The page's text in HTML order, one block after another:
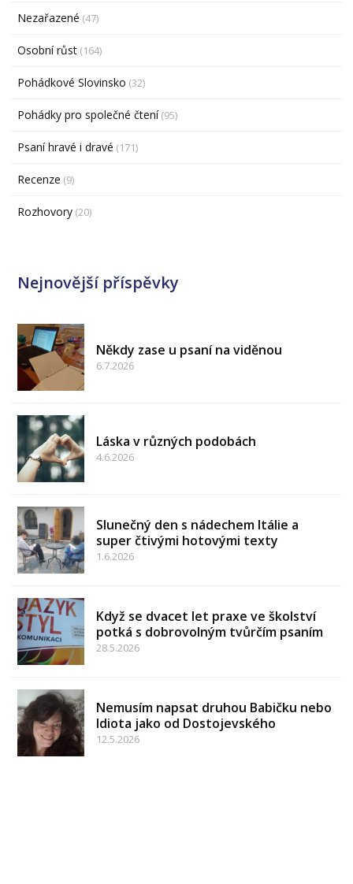
Nezařazené (47)
Osobní růst (164)
Pohádkové Slovinsko (32)
Pohádky pro společné čtení(95)
Psaní hravé i dravé (171)
Recenze (9)
Rozhovory (20)
Nejnovější příspěvky
Někdy zase u psaní na viděnou
6.7.2026
Láska v různých podobách
4.6.2026
Slunečný den s nádechem Itálie a
super čtivými hotovými texty
1.6.2026
Když se dvacet let praxe ve školství
potká s dobrovolným tvůrčím psaním
28.5.2026
Nemusím napsat druhou Babičku nebo
Idiota jako od Dostojevského
12.5.2026